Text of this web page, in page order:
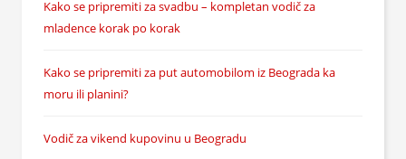
Kako se pripremiti za svadbu – kompletan vodič za
mladence korak po korak
Kako se pripremiti za put automobilom iz Beograda ka
moru ili planini?
Vodič za vikend kupovinu u Beogradu